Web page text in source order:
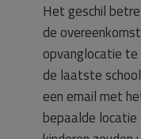
Het geschil
de
opvanglocatie te
de laatste
een email met
bepaalde